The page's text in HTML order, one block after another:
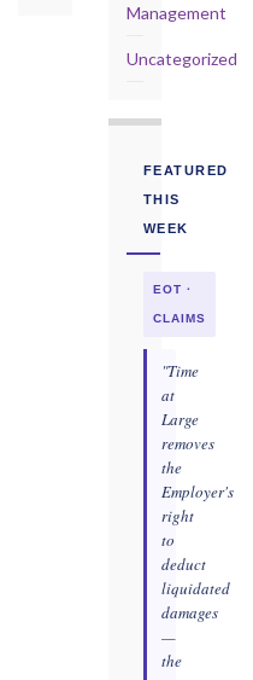
Management
Uncategorized
FEATURED
THIS
WEEK
EOT ·
CLAIMS
"Time
at
Large
removes
the
Employer's
right
to
deduct
liquidated
damages
—
the